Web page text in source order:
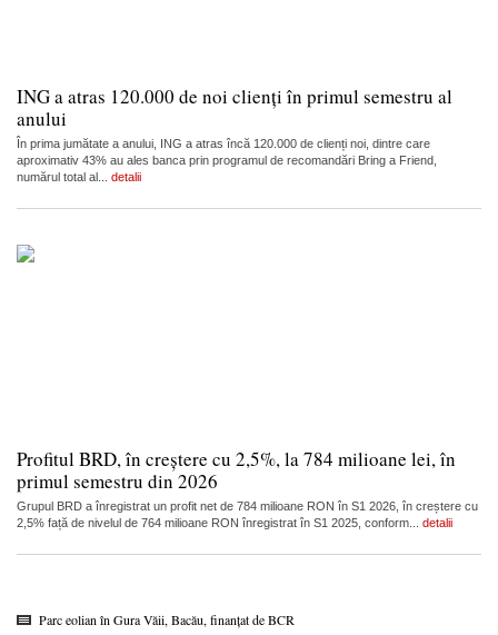
ING a atras 120.000 de noi clienți în primul semestru al
anului
În prima jumătate a anului, ING a atras încă 120.000 de clienți noi, dintre care
aproximativ 43% au ales banca prin programul de recomandări Bring a Friend,
numărul total al... detalii
Profitul BRD, în creștere cu 2,5%, la 784 milioane lei, în
primul semestru din 2026
Grupul BRD a înregistrat un profit net de 784 milioane RON în S1 2026, în creștere cu
2,5% față de nivelul de 764 milioane RON înregistrat în S1 2025, conform... detalii
Parc eolian în Gura Văii, Bacău, finanțat de BCR